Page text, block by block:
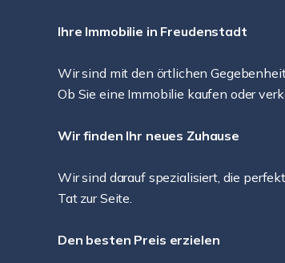
Ihre Immobilie in Freudenstadt
Wir sind mit den örtlichen
Ob Sie eine Immobilie kaufen oder
Wir finden Ihr neues Zuhause
Wir sind darauf spezialisiert, die
Tat zur Seite.
Den besten Preis erzielen